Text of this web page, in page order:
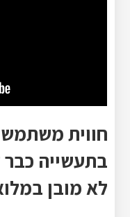
חווית
בתעשייה כבר
לא מובן